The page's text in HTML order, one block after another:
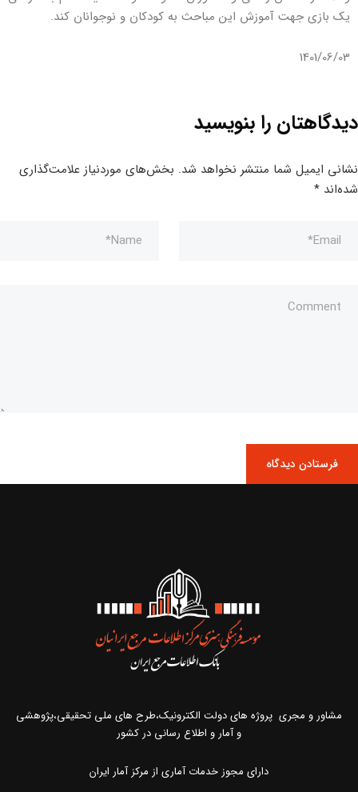
یک بازی جهت آموزش این مباحث به کودکان و نوجوانان کند.
1401/06/03
دیدگاهتان را بنویسید
نشانی ایمیل شما منتشر نخواهد شد. بخش‌های موردنیاز علامت‌گذاری
شده‌اند *
مشاور و مجری پروژه های دولت الکترونیک،طرح های ملی تحقیقی،پژوهشی
و آمار و اطلاع رسانی در کشور
دارای مجوز خدمات آماری از مرکز آمار ایران